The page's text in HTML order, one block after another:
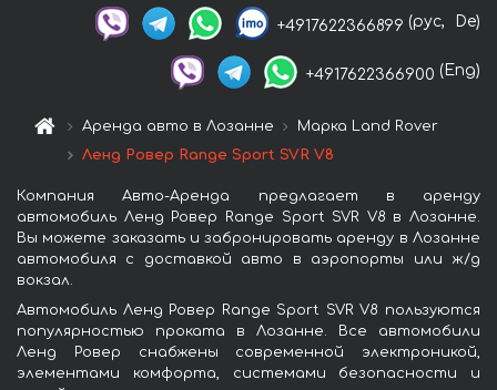
+4917622366899 (рус, De)
+4917622366900 (Eng)
Аренда авто в Лозанне
Марка Land Rover
Ленд Ровер Range Sport SVR V8
Компания Авто-Аренда предлагает в аренду
автомобиль Ленд Ровер Range Sport SVR V8 в Лозанне.
Вы можете заказать и забронировать аренду в Лозанне
автомобиля с доставкой авто в аэропорты или ж/д
вокзал.
Автомобиль Ленд Ровер Range Sport SVR V8 пользуются
популярностью проката в Лозанне. Все автомобили
Ленд Ровер снабжены современной электроникой,
элементами комфорта, системами безопасности и